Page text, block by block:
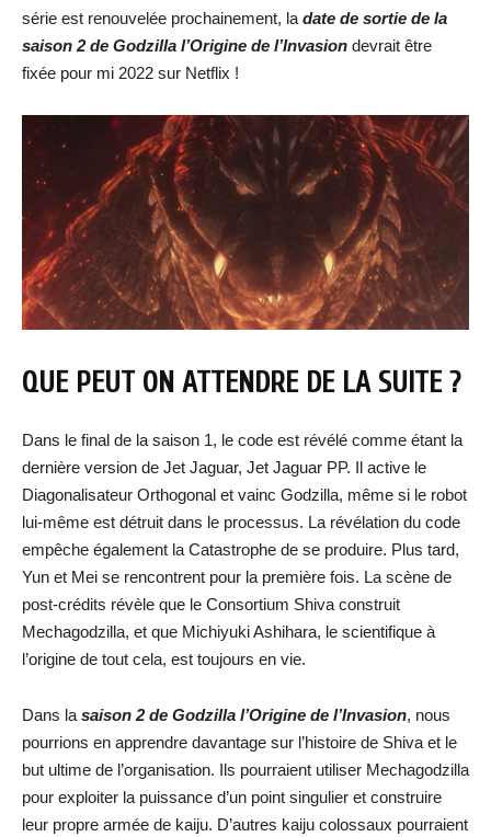
série est renouvelée prochainement, la date de sortie de la
saison 2 de Godzilla l’Origine de l’Invasion devrait être
fixée pour mi 2022 sur Netflix !
QUE PEUT ON ATTENDRE DE LA SUITE ?
Dans le final de la saison 1, le code est révélé comme étant la
dernière version de Jet Jaguar, Jet Jaguar PP. Il active le
Diagonalisateur Orthogonal et vainc Godzilla, même si le robot
lui-même est détruit dans le processus. La révélation du code
empêche également la Catastrophe de se produire. Plus tard,
Yun et Mei se rencontrent pour la première fois. La scène de
post-crédits révèle que le Consortium Shiva construit
Mechagodzilla, et que Michiyuki Ashihara, le scientifique à
l’origine de tout cela, est toujours en vie.
Dans la saison 2 de Godzilla l’Origine de l’Invasion, nous
pourrions en apprendre davantage sur l’histoire de Shiva et le
but ultime de l’organisation. Ils pourraient utiliser Mechagodzilla
pour exploiter la puissance d’un point singulier et construire
leur propre armée de kaiju. D’autres kaiju colossaux pourraient